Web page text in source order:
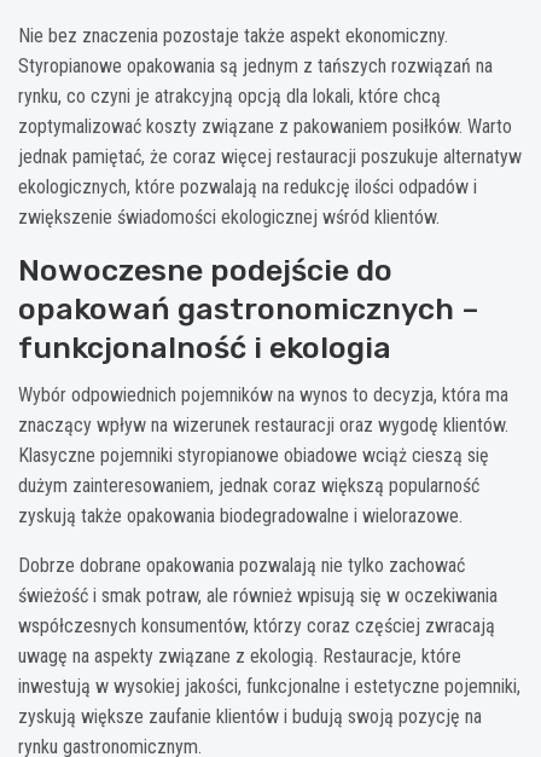
Nie bez znaczenia pozostaje także aspekt ekonomiczny.
Styropianowe opakowania są jednym z tańszych rozwiązań na
rynku, co czyni je atrakcyjną opcją dla lokali, które chcą
zoptymalizować koszty związane z pakowaniem posiłków. Warto
jednak pamiętać, że coraz więcej restauracji poszukuje alternatyw
ekologicznych, które pozwalają na redukcję ilości odpadów i
zwiększenie świadomości ekologicznej wśród klientów.
Nowoczesne podejście do
opakowań gastronomicznych –
funkcjonalność i ekologia
Wybór odpowiednich pojemników na wynos to decyzja, która ma
znaczący wpływ na wizerunek restauracji oraz wygodę klientów.
Klasyczne pojemniki styropianowe obiadowe wciąż cieszą się
dużym zainteresowaniem, jednak coraz większą popularność
zyskują także opakowania biodegradowalne i wielorazowe.
Dobrze dobrane opakowania pozwalają nie tylko zachować
świeżość i smak potraw, ale również wpisują się w oczekiwania
współczesnych konsumentów, którzy coraz częściej zwracają
uwagę na aspekty związane z ekologią. Restauracje, które
inwestują w wysokiej jakości, funkcjonalne i estetyczne pojemniki,
zyskują większe zaufanie klientów i budują swoją pozycję na
rynku gastronomicznym.